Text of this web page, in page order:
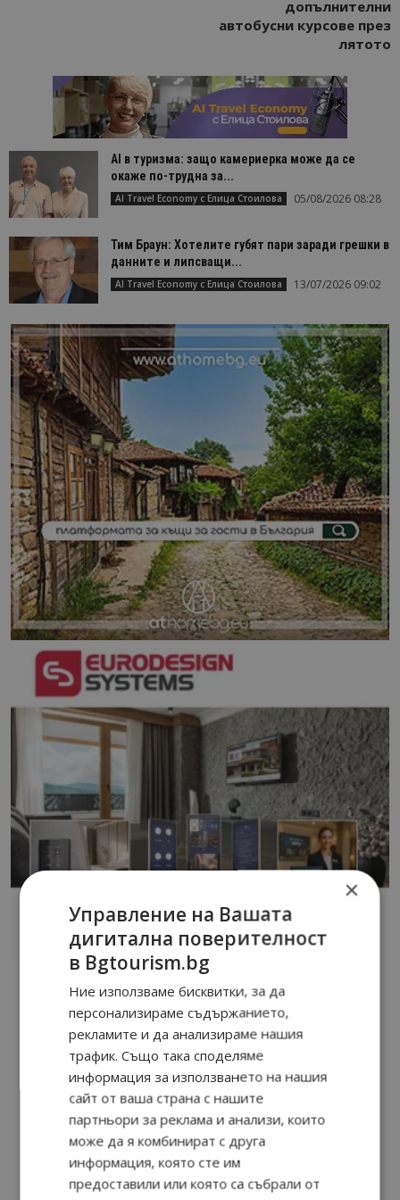
допълнителни
автобусни курсове през
лятото
AI в туризма: защо камериерка може да се
окаже по-трудна за...
AI Travel Economy с Елица Стоилова 05/08/2026 08:28
Тим Браун: Хотелите губят пари заради грешки в
данните и липсващи...
AI Travel Economy с Елица Стоилова 13/07/2026 09:02
×
Управление на Вашата
дигитална поверителност
в Bgtourism.bg
Ние използваме бисквитки, за да
персонализираме съдържанието,
рекламите и да анализираме нашия
трафик. Също така споделяме
информация за използването на нашия
сайт от ваша страна с нашите
партньори за реклама и анализи, които
може да я комбинират с друга
информация, която сте им
предоставили или която са събрали от